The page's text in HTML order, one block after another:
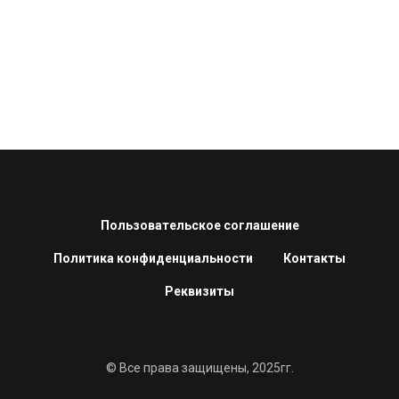
Пользовательское соглашение
Политика конфиденциальности Контакты
Реквизиты
© Все права защищены, 2025гг.